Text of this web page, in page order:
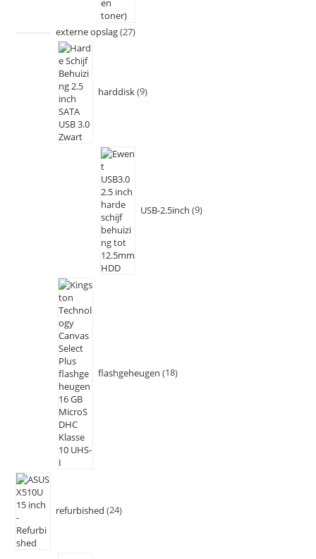
externe opslag 27
harddisk 9
USB-2.5inch 9
flashgeheugen 18
refurbished 24